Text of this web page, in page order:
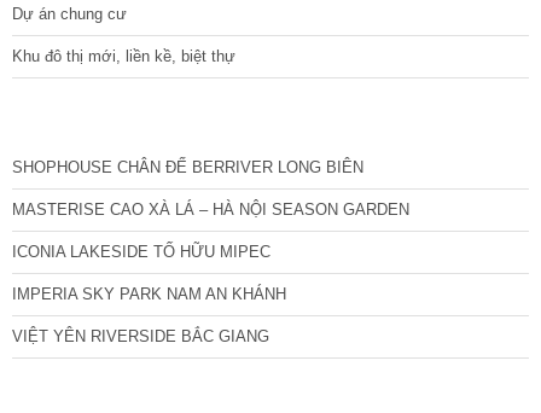
Dự án chung cư
Khu đô thị mới, liền kề, biệt thự
SHOPHOUSE CHÂN ĐẾ BERRIVER LONG BIÊN
MASTERISE CAO XÀ LÁ – HÀ NỘI SEASON GARDEN
ICONIA LAKESIDE TỐ HỮU MIPEC
IMPERIA SKY PARK NAM AN KHÁNH
VIỆT YÊN RIVERSIDE BẮC GIANG